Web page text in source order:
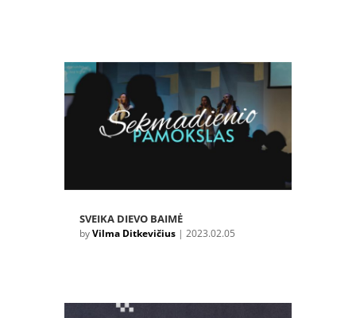
SVEIKA DIEVO BAIMĖ
byVilma Ditkevičius| 2023.02.05